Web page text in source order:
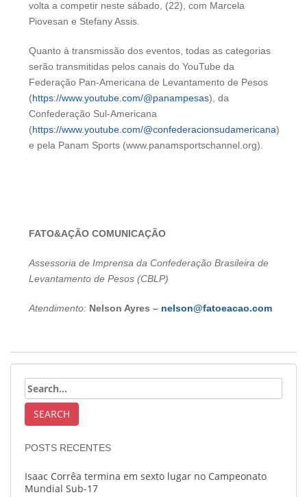
volta a competir neste sábado, (22), com Marcela
Piovesan e Stefany Assis.
Quanto à transmissão dos eventos, todas as categorias
serão transmitidas pelos canais do YouTube da
Federação Pan-Americana de Levantamento de Pesos
(https://www.youtube.com/@panampesas), da
Confederação Sul-Americana
(https://www.youtube.com/@confederacionsudamericana)
e pela Panam Sports (www.panamsportschannel.org).
FATO&AÇÃO COMUNICAÇÃO
Assessoria de Imprensa da Confederação Brasileira de
Levantamento de Pesos (CBLP)
Atendimento: Nelson Ayres – nelson@fatoeacao.com
POSTS RECENTES
Isaac Corrêa termina em sexto lugar no Campeonato
Mundial Sub-17